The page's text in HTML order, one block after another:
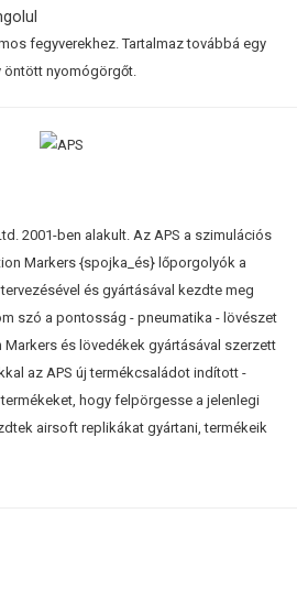
fegyverekhez. Tartalmaz továbbá egy
öntött nyomógörgőt.
2001-ben alakult. Az APS a szimulációs
Markers {spojka_és} lőporgolyók a
és gyártásával kezdte meg
szó a pontosság - pneumatika - lövészet
Markers és lövedékek gyártásával szerzett
az APS új termékcsaládot indított -
hogy felpörgesse a jelenlegi
airsoft replikákat gyártani, termékeik